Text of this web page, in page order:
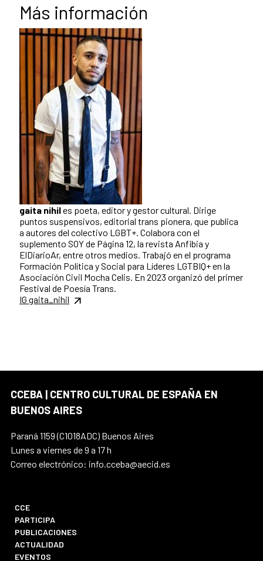
Más información
gaita nihiles poeta, editor y gestor cultural. Dirige
puntos suspensivos, editorial trans pionera, que publica
a autores del colectivo LGBT+. Colabora con el
suplemento SOY de Página 12, la revista Anfibia y
ElDiarioAr, entre otros medios. Trabajó en el programa
Formación Política y Social para Líderes LGTBIQ+ en la
Asociación Civil Mocha Celis. En 2023 organizó del primer
Festival de Poesía Trans.
IG gaita_nihil
CCEBA | CENTRO CULTURAL DE ESPAÑA EN
BUENOS AIRES
Paraná 1159 (C1018ADC) Buenos Aires
Lunes a viernes de 9 a 17 h
Correo electrónico: info.cceba@aecid.es
CCE
PARTICIPA
PUBLICACIONES
ACTUALIDAD
EVENTOS